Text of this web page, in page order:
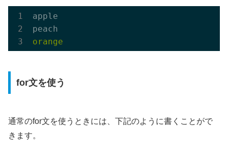
apple
for文を使う
通常のfor文を使うときには、下記のように書くことがで
きます。